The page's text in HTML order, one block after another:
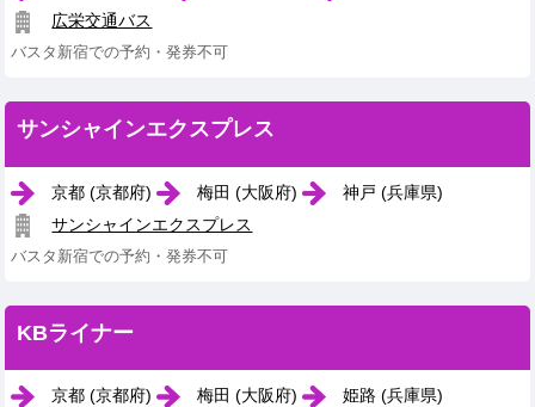
広栄交通バス
バスタ新宿での予約・発券不可
サンシャインエクスプレス
京都 (京都府) 梅田 (大阪府)
神戸 (兵庫県)
サンシャインエクスプレス
バスタ新宿での予約・発券不可
KBライナー
京都 (京都府) 梅田 (大阪府)
姫路 (兵庫県)